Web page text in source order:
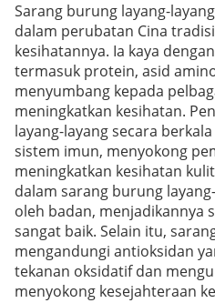
Sarang burung layang-
dalam perubatan Cina
kesihatannya. Ia kaya
termasuk protein, asid
menyumbang kepada
meningkatkan kesihatan.
layang-layang secara
sistem imun, menyokong
meningkatkan kesihatan
dalam sarang burung
oleh badan, menjadikannya
sangat baik. Selain itu,
mengandungi antioksidan
tekanan oksidatif dan
menyokong kesejahteraan